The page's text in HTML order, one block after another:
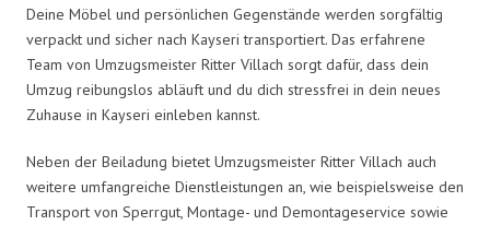
Deine Möbel und persönlichen Gegenstände werden sorgfältig
verpackt und sicher nach Kayseri transportiert. Das erfahrene
Team von Umzugsmeister Ritter Villach sorgt dafür, dass dein
Umzug reibungslos abläuft und du dich stressfrei in dein neues
Zuhause in Kayseri einleben kannst.
Neben der Beiladung bietet Umzugsmeister Ritter Villach auch
weitere umfangreiche Dienstleistungen an, wie beispielsweise den
Transport von Sperrgut, Montage- und Demontageservice sowie